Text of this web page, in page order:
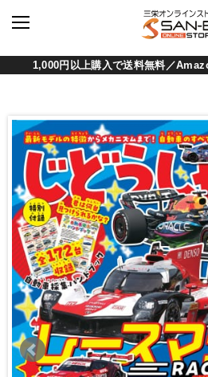
1,000円以上購入で送料無料／